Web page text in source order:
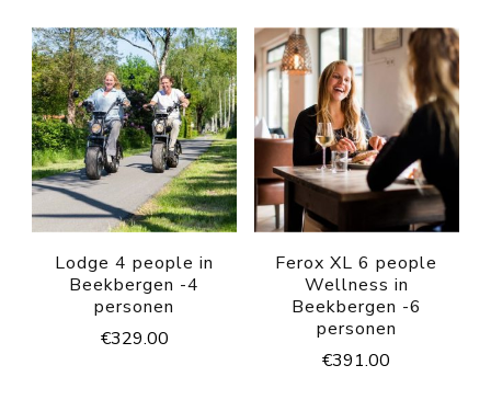
Lodge 4 people in
Beekbergen -4
personen
€329.00
Ferox XL 6 people
Wellness in
Beekbergen -6
personen
€391.00